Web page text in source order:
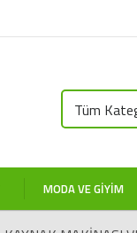
Tüm
MODA VE GIYIM